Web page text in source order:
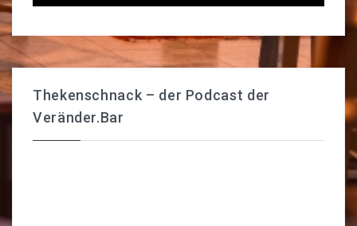
ABOUT
Datenschutz
KONTAKT
Thekenschnack – der Podcast der
Veränder.Bar